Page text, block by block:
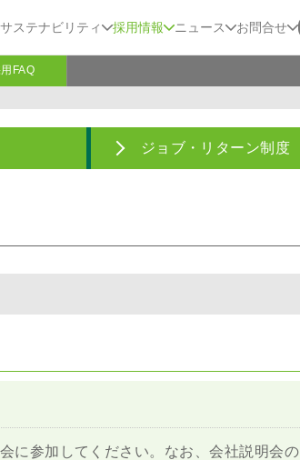
サステナビリティ 採用情報 ニュース お問合せ
FAQ
ジョブ・リターン制度
に参加してください。なお、会社説明会の